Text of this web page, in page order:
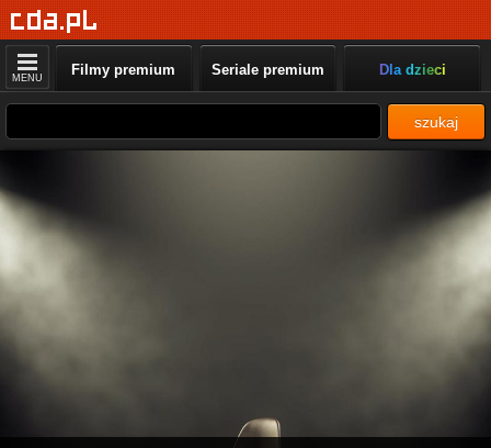
MENU Filmy premium Seriale premium Dla dzieci
szukaj